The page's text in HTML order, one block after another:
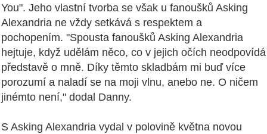
You". Jeho vlastní tvorba se však u fanoušků Asking
Alexandria ne vždy setkává s respektem a
pochopením. "Spousta fanoušků Asking Alexandria
hejtuje, když udělám něco, co v jejich očích neodpovídá
představě o mně. Díky těmto skladbám mi buď více
porozumí a naladí se na moji vlnu, anebo ne. O ničem
jinémto není," dodal Danny.
S Asking Alexandria vydal v polovině května novou